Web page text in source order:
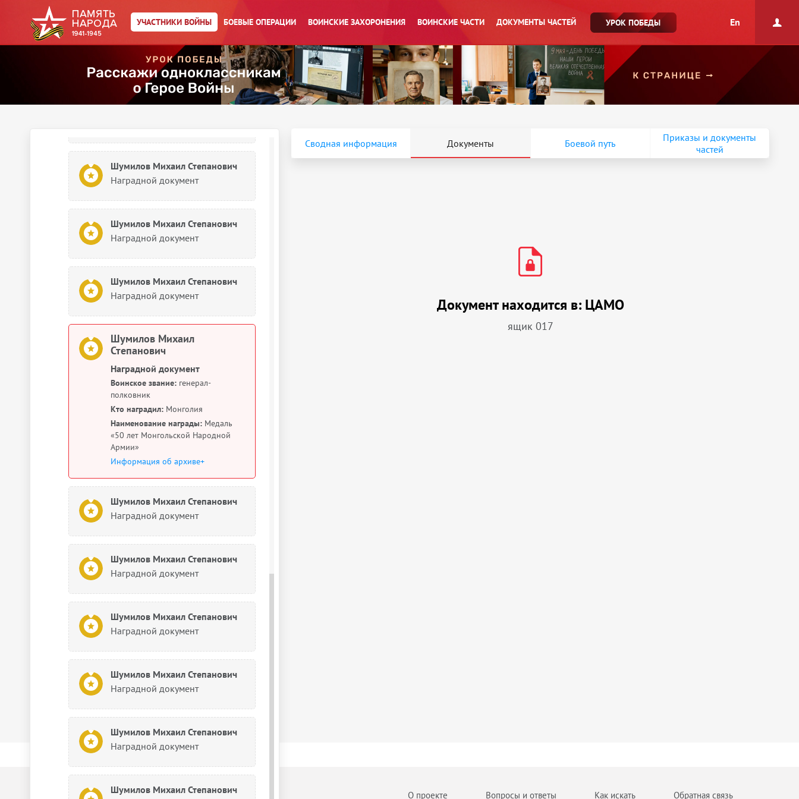
УЧАСТНИКИ ВОЙНЫ БОЕВЫЕ ОПЕРАЦИИ ВОИНСКИЕ ЗАХОРОНЕНИЯ ВОИНСКИЕ ЧАСТИ ДОКУМЕНТЫ ЧАСТЕЙ УРОК ПОБЕДЫ En
Шумилов Михаил Степанович
Картотека иностранных наград
Шумилов Михаил Степанович
Шумилов Михаил Степанович
Наградной документ
Шумилов Михаил Степанович
Наградной документ
Шумилов Михаил Степанович
Наградной документ
Шумилов Михаил
Степанович
Наградной документ
Воинское звание: генерал-
полковник
Кто наградил: Монголия
Наименование награды: Медаль
«50 лет Монгольской Народной
Армии»
Информация об архиве+
Шумилов Михаил Степанович
Наградной документ
Шумилов Михаил Степанович
Наградной документ
Шумилов Михаил Степанович
Наградной документ
Шумилов Михаил Степанович
Наградной документ
Шумилов Михаил Степанович
Наградной документ
Шумилов Михаил Степанович
Сводная информация Документы Боевой путь
Приказы и документы
частей
Документ находится в: ЦАМО
ящик 017
О проекте Вопросы и ответы Как искать Обратная связь